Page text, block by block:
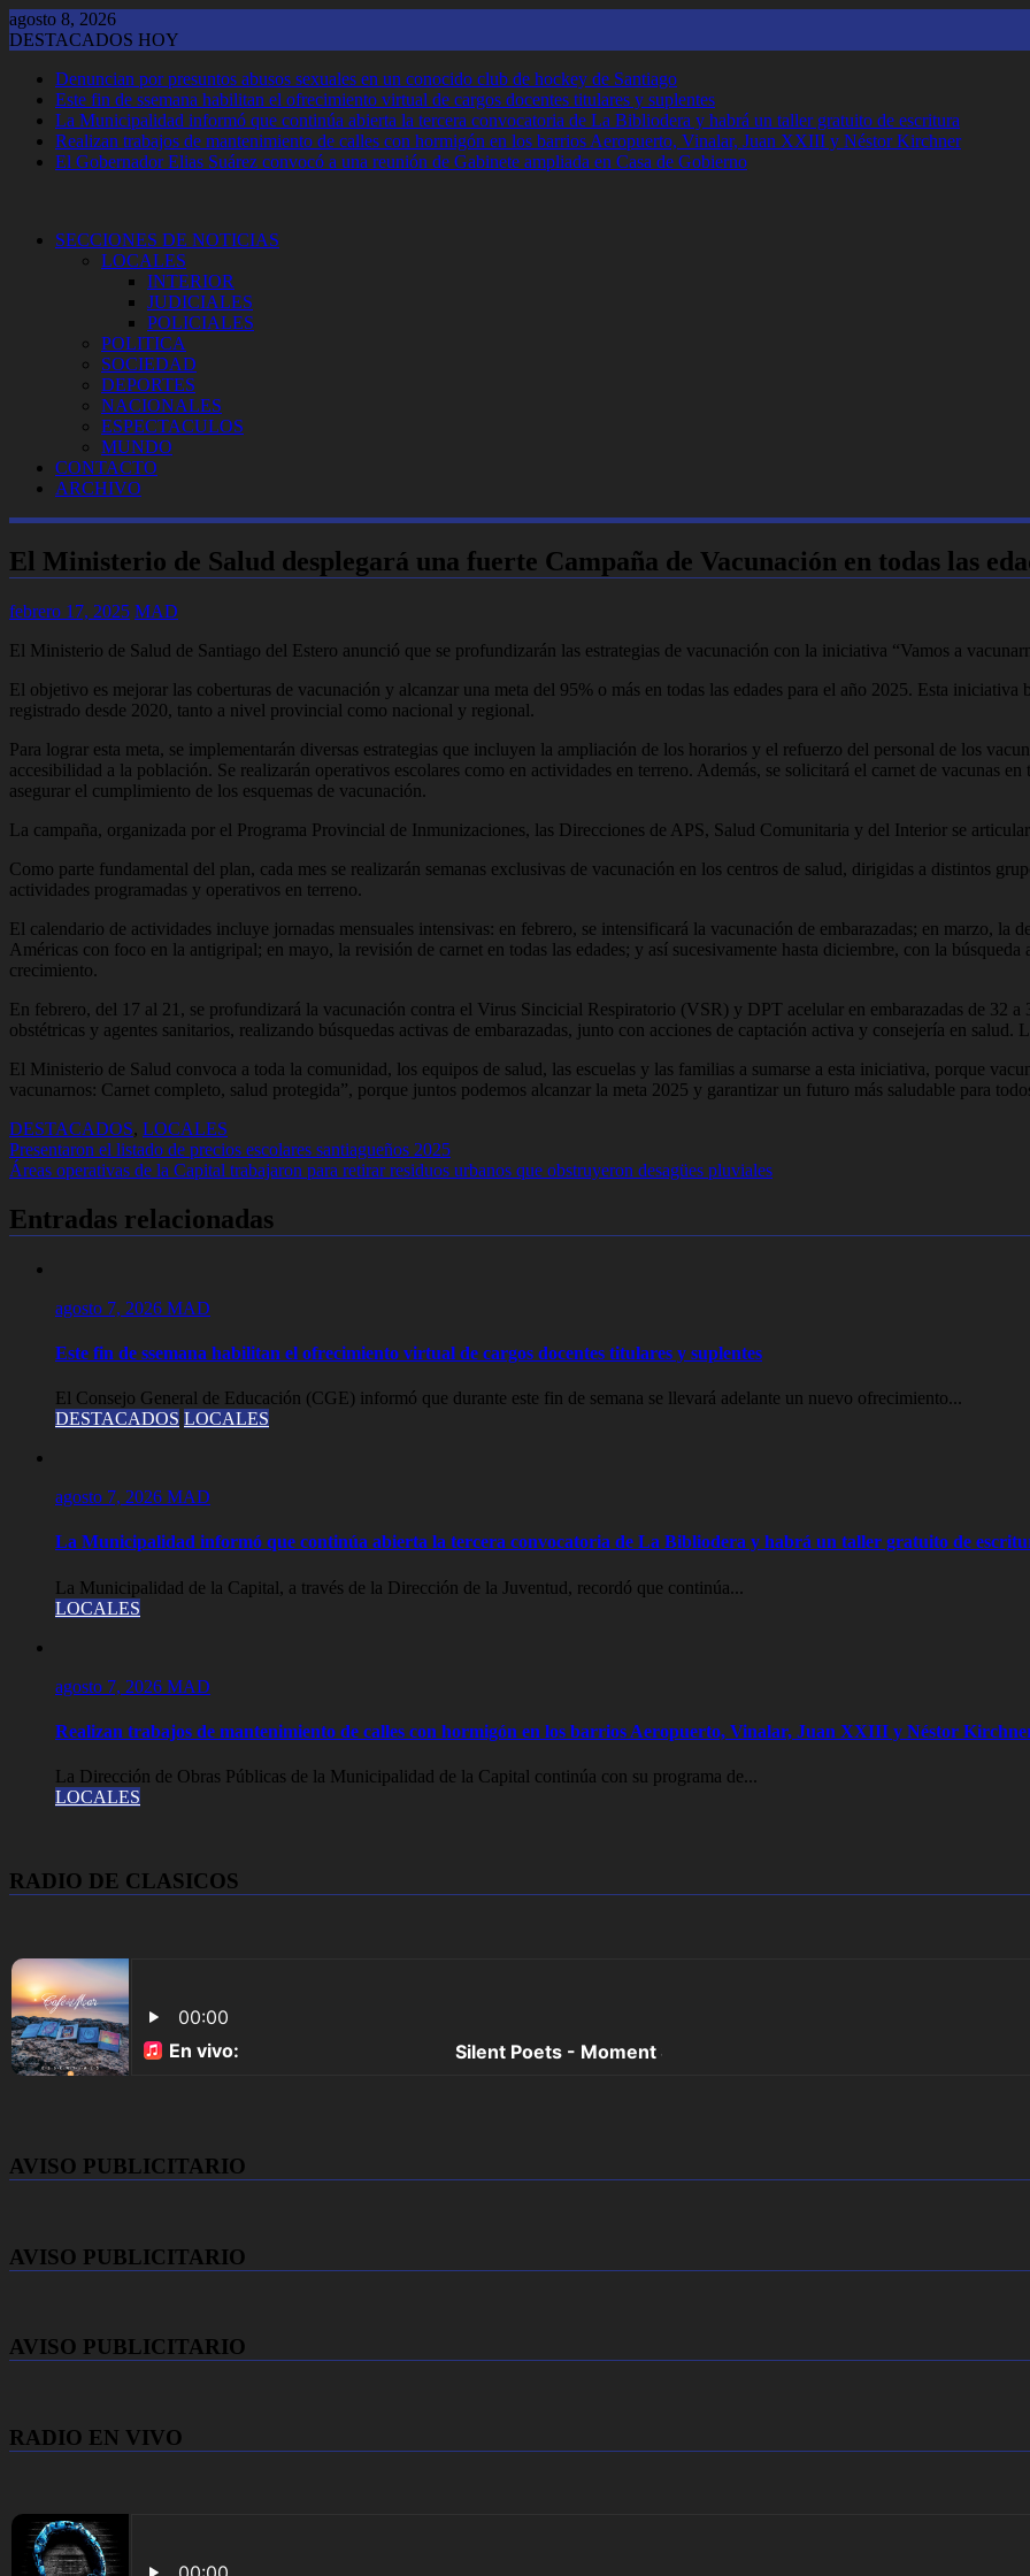
Saltar
al
agosto 8, 2026
DESTACADOS HOY
Denuncian por presuntos abusos sexuales en un conocido club de hockey de Santiago
Este fin de ssemana habilitan el ofrecimiento virtual de cargos docentes titulares y suplentes
La Municipalidad informó que continúa abierta la tercera convocatoria de La Bibliodera y habrá un taller gratuito de escritura
Realizan trabajos de mantenimiento de calles con hormigón en los barrios Aeropuerto, Vinalar, Juan XXIII y Néstor Kirchner
El Gobernador Elias Suárez convocó a una reunión de Gabinete ampliada en Casa de Gobierno
SECCIONES DE NOTICIAS
LOCALES
INTERIOR
JUDICIALES
POLICIALES
POLITICA
SOCIEDAD
DEPORTES
NACIONALES
ESPECTACULOS
MUNDO
CONTACTO
ARCHIVO
El Ministerio de Salud desplegará una fuerte Campaña de Vacunación en todas las
febrero 17, 2025 MAD
El Ministerio de Salud de Santiago del Estero anunció que se profundizarán las estrategias de vacunación con la iniciativa “Vamos a
El objetivo es mejorar las coberturas de vacunación y alcanzar una meta del 95% o más en todas las edades para el año 2025. Esta iniciativa
registrado desde 2020, tanto a nivel provincial como nacional y regional.
Para lograr esta meta, se implementarán diversas estrategias que incluyen la ampliación de los horarios y el refuerzo del personal de los
accesibilidad a la población. Se realizarán operativos escolares como en actividades en terreno. Además, se solicitará el carnet de vacunas
asegurar el cumplimiento de los esquemas de vacunación.
La campaña, organizada por el Programa Provincial de Inmunizaciones, las Direcciones de APS, Salud Comunitaria y del Interior se
Como parte fundamental del plan, cada mes se realizarán semanas exclusivas de vacunación en los centros de salud, dirigidas a distintos
actividades programadas y operativos en terreno.
El calendario de actividades incluye jornadas mensuales intensivas: en febrero, se intensificará la vacunación de embarazadas; en marzo, la
Américas con foco en la antigripal; en mayo, la revisión de carnet en todas las edades; y así sucesivamente hasta diciembre, con la
crecimiento.
En febrero, del 17 al 21, se profundizará la vacunación contra el Virus Sincicial Respiratorio (VSR) y DPT acelular en embarazadas de 32 a
obstétricas y agentes sanitarios, realizando búsquedas activas de embarazadas, junto con acciones de captación activa y consejería en
El Ministerio de Salud convoca a toda la comunidad, los equipos de salud, las escuelas y las familias a sumarse a esta iniciativa, porque
vacunarnos: Carnet completo, salud protegida”, porque juntos podemos alcanzar la meta 2025 y garantizar un futuro más saludable para
DESTACADOS, LOCALES
Navegación
de
entradas
Presentaron el listado de precios escolares santiagueños 2025
Áreas operativas de la Capital trabajaron para retirar residuos urbanos que obstruyeron desagües pluviales
Entradas relacionadas
agosto 7, 2026 MAD
Este fin de ssemana habilitan el ofrecimiento virtual de cargos docentes titulares y suplentes
El Consejo General de Educación (CGE) informó que durante este fin de semana se llevará adelante un nuevo ofrecimiento...
DESTACADOS LOCALES
agosto 7, 2026 MAD
La Municipalidad informó que continúa abierta la tercera convocatoria de La Bibliodera y habrá un taller gratuito de
La Municipalidad de la Capital, a través de la Dirección de la Juventud, recordó que continúa...
LOCALES
agosto 7, 2026 MAD
Realizan trabajos de mantenimiento de calles con hormigón en los barrios Aeropuerto, Vinalar, Juan XXIII y Néstor
La Dirección de Obras Públicas de la Municipalidad de la Capital continúa con su programa de...
LOCALES
RADIO DE CLASICOS
AVISO PUBLICITARIO
AVISO PUBLICITARIO
AVISO PUBLICITARIO
RADIO EN VIVO